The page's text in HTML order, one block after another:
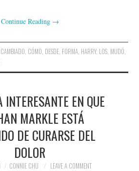
Continue Reading →
CAMBIADO, CÓMO, DESDE, FORMA, HARRY, LOS, MUDÓ,
INTERESANTE EN QUE
MARKLE ESTÁ
DE CURARSE DEL
DOLOR
CONNIE CHU LEAVE A COMMENT